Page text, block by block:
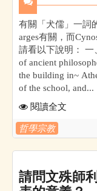
有關「犬儒」一詞
arges有關，而
請看以下說明： 一
of ancient
the building in~
of the school, and...
閱讀全文
哲學宗教
請問文殊師